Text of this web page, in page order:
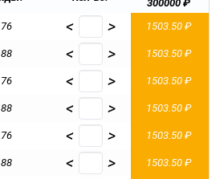
300000 ₽
< > 1503.50 ₽
< > 1503.50 ₽
< > 1503.50 ₽
< > 1503.50 ₽
< > 1503.50 ₽
< > 1503.50 ₽